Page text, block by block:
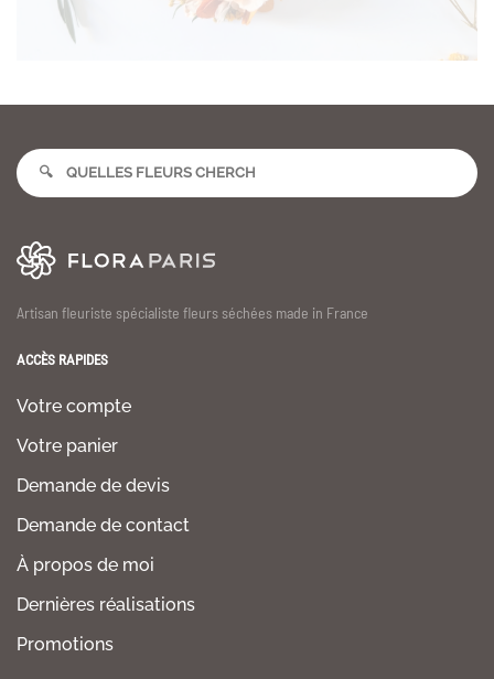
Artisan fleuriste spécialiste fleurs séchées made in France
ACCÈS RAPIDES
Votre compte
Votre panier
Demande de devis
Demande de contact
À propos de moi
Dernières réalisations
Promotions